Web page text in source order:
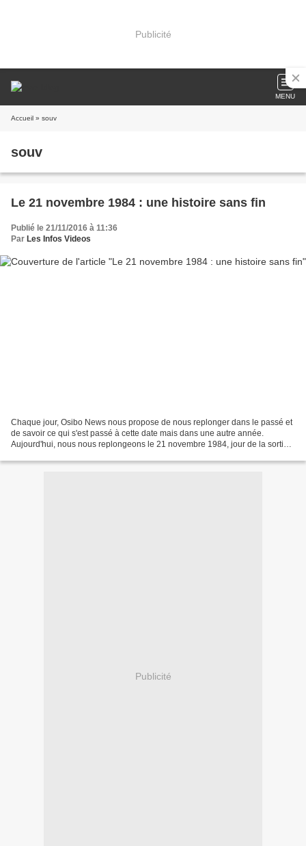
Publicité
MENU
Accueil » souv
souv
Le 21 novembre 1984 : une histoire sans fin
Publié le 21/11/2016 à 11:36
Par Les Infos Videos
Chaque jour, Osibo News nous propose de nous replonger dans le passé et
de savoir ce qui s'est passé à cette date mais dans une autre année.
Aujourd'hui, nous nous replongeons le 21 novembre 1984, jour de la sortie
Publicité